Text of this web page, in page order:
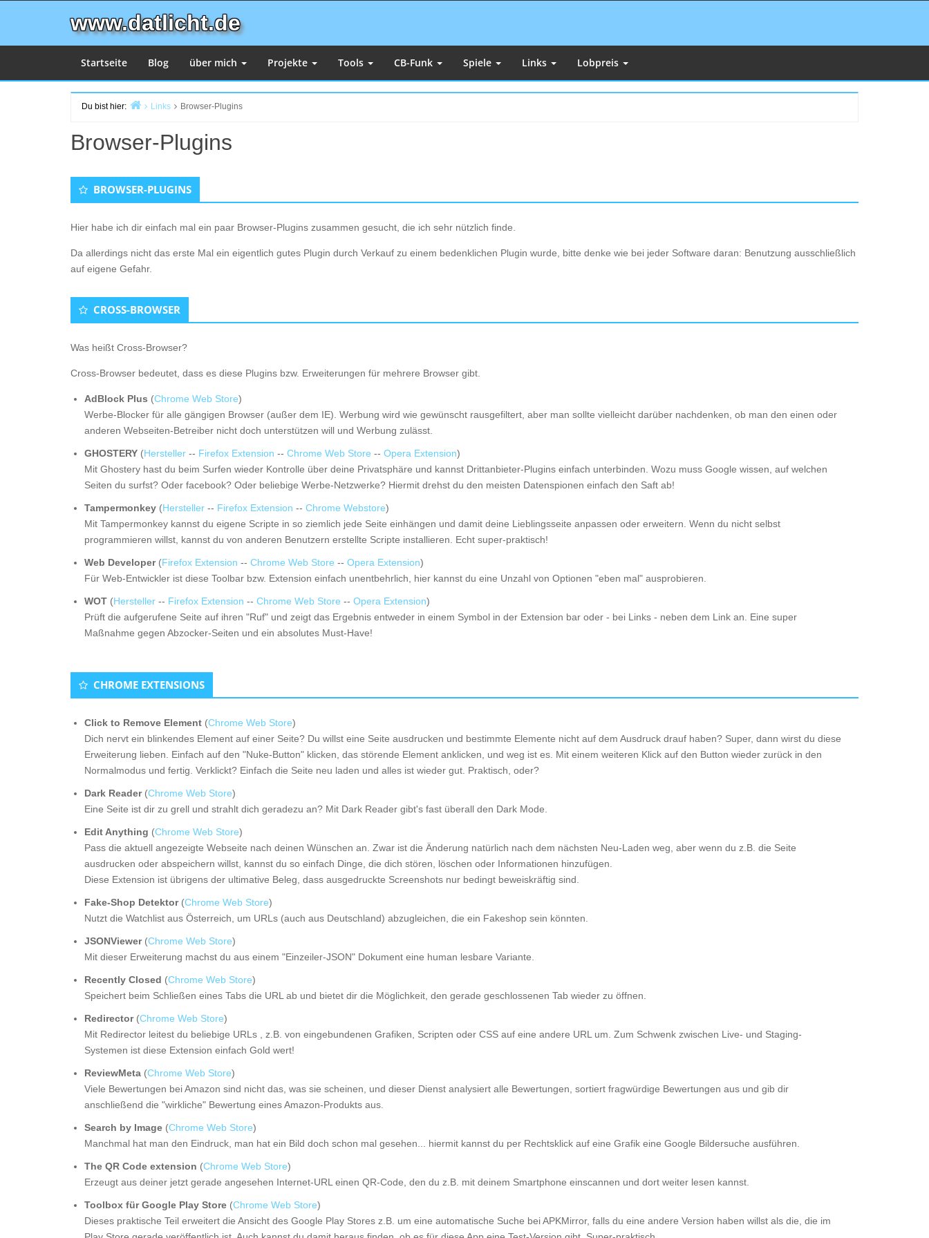
www.datlicht.de
Startseite Blog über mich Projekte Tools CB-Funk Spiele Links Lobpreis
Du bist hier:
Links Browser-Plugins
Browser-Plugins
BROWSER-PLUGINS
Hier habe ich dir einfach mal ein paar Browser-Plugins zusammen gesucht, die ich sehr nützlich finde.
Da allerdings nicht das erste Mal ein eigentlich gutes Plugin durch Verkauf zu einem bedenklichen Plugin wurde, bitte denke wie bei jeder Software daran: Benutzung ausschließlich
auf eigene Gefahr.
CROSS-BROWSER
Was heißt Cross-Browser?
Cross-Browser bedeutet, dass es diese Plugins bzw. Erweiterungen für mehrere Browser gibt.
AdBlock Plus (Chrome Web Store)
Werbe-Blocker für alle gängigen Browser (außer dem IE). Werbung wird wie gewünscht rausgefiltert, aber man sollte vielleicht darüber nachdenken, ob man den einen oder
anderen Webseiten-Betreiber nicht doch unterstützen will und Werbung zulässt.
GHOSTERY (Hersteller -- Firefox Extension -- Chrome Web Store -- Opera Extension)
Mit Ghostery hast du beim Surfen wieder Kontrolle über deine Privatsphäre und kannst Drittanbieter-Plugins einfach unterbinden. Wozu muss Google wissen, auf welchen
Seiten du surfst? Oder facebook? Oder beliebige Werbe-Netzwerke? Hiermit drehst du den meisten Datenspionen einfach den Saft ab!
Tampermonkey (Hersteller -- Firefox Extension -- Chrome Webstore)
Mit Tampermonkey kannst du eigene Scripte in so ziemlich jede Seite einhängen und damit deine Lieblingsseite anpassen oder erweitern. Wenn du nicht selbst
programmieren willst, kannst du von anderen Benutzern erstellte Scripte installieren. Echt super-praktisch!
Web Developer(Firefox Extension -- Chrome Web Store -- Opera Extension)
Für Web-Entwickler ist diese Toolbar bzw. Extension einfach unentbehrlich, hier kannst du eine Unzahl von Optionen "eben mal" ausprobieren.
WOT (Hersteller -- Firefox Extension -- Chrome Web Store -- Opera Extension)
Prüft die aufgerufene Seite auf ihren "Ruf" und zeigt das Ergebnis entweder in einem Symbol in der Extension bar oder - bei Links - neben dem Link an. Eine super
Maßnahme gegen Abzocker-Seiten und ein absolutes Must-Have!
CHROME EXTENSIONS
Click to Remove Element (Chrome Web Store)
Dich nervt ein blinkendes Element auf einer Seite? Du willst eine Seite ausdrucken und bestimmte Elemente nicht auf dem Ausdruck drauf haben? Super, dann wirst du diese
Erweiterung lieben. Einfach auf den "Nuke-Button" klicken, das störende Element anklicken, und weg ist es. Mit einem weiteren Klick auf den Button wieder zurück in den
Normalmodus und fertig. Verklickt? Einfach die Seite neu laden und alles ist wieder gut. Praktisch, oder?
Dark Reader(Chrome Web Store)
Eine Seite ist dir zu grell und strahlt dich geradezu an? Mit Dark Reader gibt's fast überall den Dark Mode.
Edit Anything (Chrome Web Store)
Pass die aktuell angezeigte Webseite nach deinen Wünschen an. Zwar ist die Änderung natürlich nach dem nächsten Neu-Laden weg, aber wenn du z.B. die Seite
ausdrucken oder abspeichern willst, kannst du so einfach Dinge, die dich stören, löschen oder Informationen hinzufügen.
Diese Extension ist übrigens der ultimative Beleg, dass ausgedruckte Screenshots nur bedingt beweiskräftig sind.
Fake-Shop Detektor(Chrome Web Store)
Nutzt die Watchlist aus Österreich, um URLs (auch aus Deutschland) abzugleichen, die ein Fakeshop sein könnten.
JSONViewer(Chrome Web Store)
Mit dieser Erweiterung machst du aus einem "Einzeiler-JSON" Dokument eine human lesbare Variante.
Recently Closed (Chrome Web Store)
Speichert beim Schließen eines Tabs die URL ab und bietet dir die Möglichkeit, den gerade geschlossenen Tab wieder zu öffnen.
Redirector(Chrome Web Store)
Mit Redirector leitest du beliebige URLs , z.B. von eingebundenen Grafiken, Scripten oder CSS auf eine andere URL um. Zum Schwenk zwischen Live- und Staging-
Systemen ist diese Extension einfach Gold wert!
ReviewMeta (Chrome Web Store)
Viele Bewertungen bei Amazon sind nicht das, was sie scheinen, und dieser Dienst analysiert alle Bewertungen, sortiert fragwürdige Bewertungen aus und gib dir
anschließend die "wirkliche" Bewertung eines Amazon-Produkts aus.
Search by Image (Chrome Web Store)
Manchmal hat man den Eindruck, man hat ein Bild doch schon mal gesehen... hiermit kannst du per Rechtsklick auf eine Grafik eine Google Bildersuche ausführen.
The QR Code extension (Chrome Web Store)
Erzeugt aus deiner jetzt gerade angesehen Internet-URL einen QR-Code, den du z.B. mit deinem Smartphone einscannen und dort weiter lesen kannst.
Toolbox für Google Play Store (Chrome Web Store)
Dieses praktische Teil erweitert die Ansicht des Google Play Stores z.B. um eine automatische Suche bei APKMirror, falls du eine andere Version haben willst als die, die im